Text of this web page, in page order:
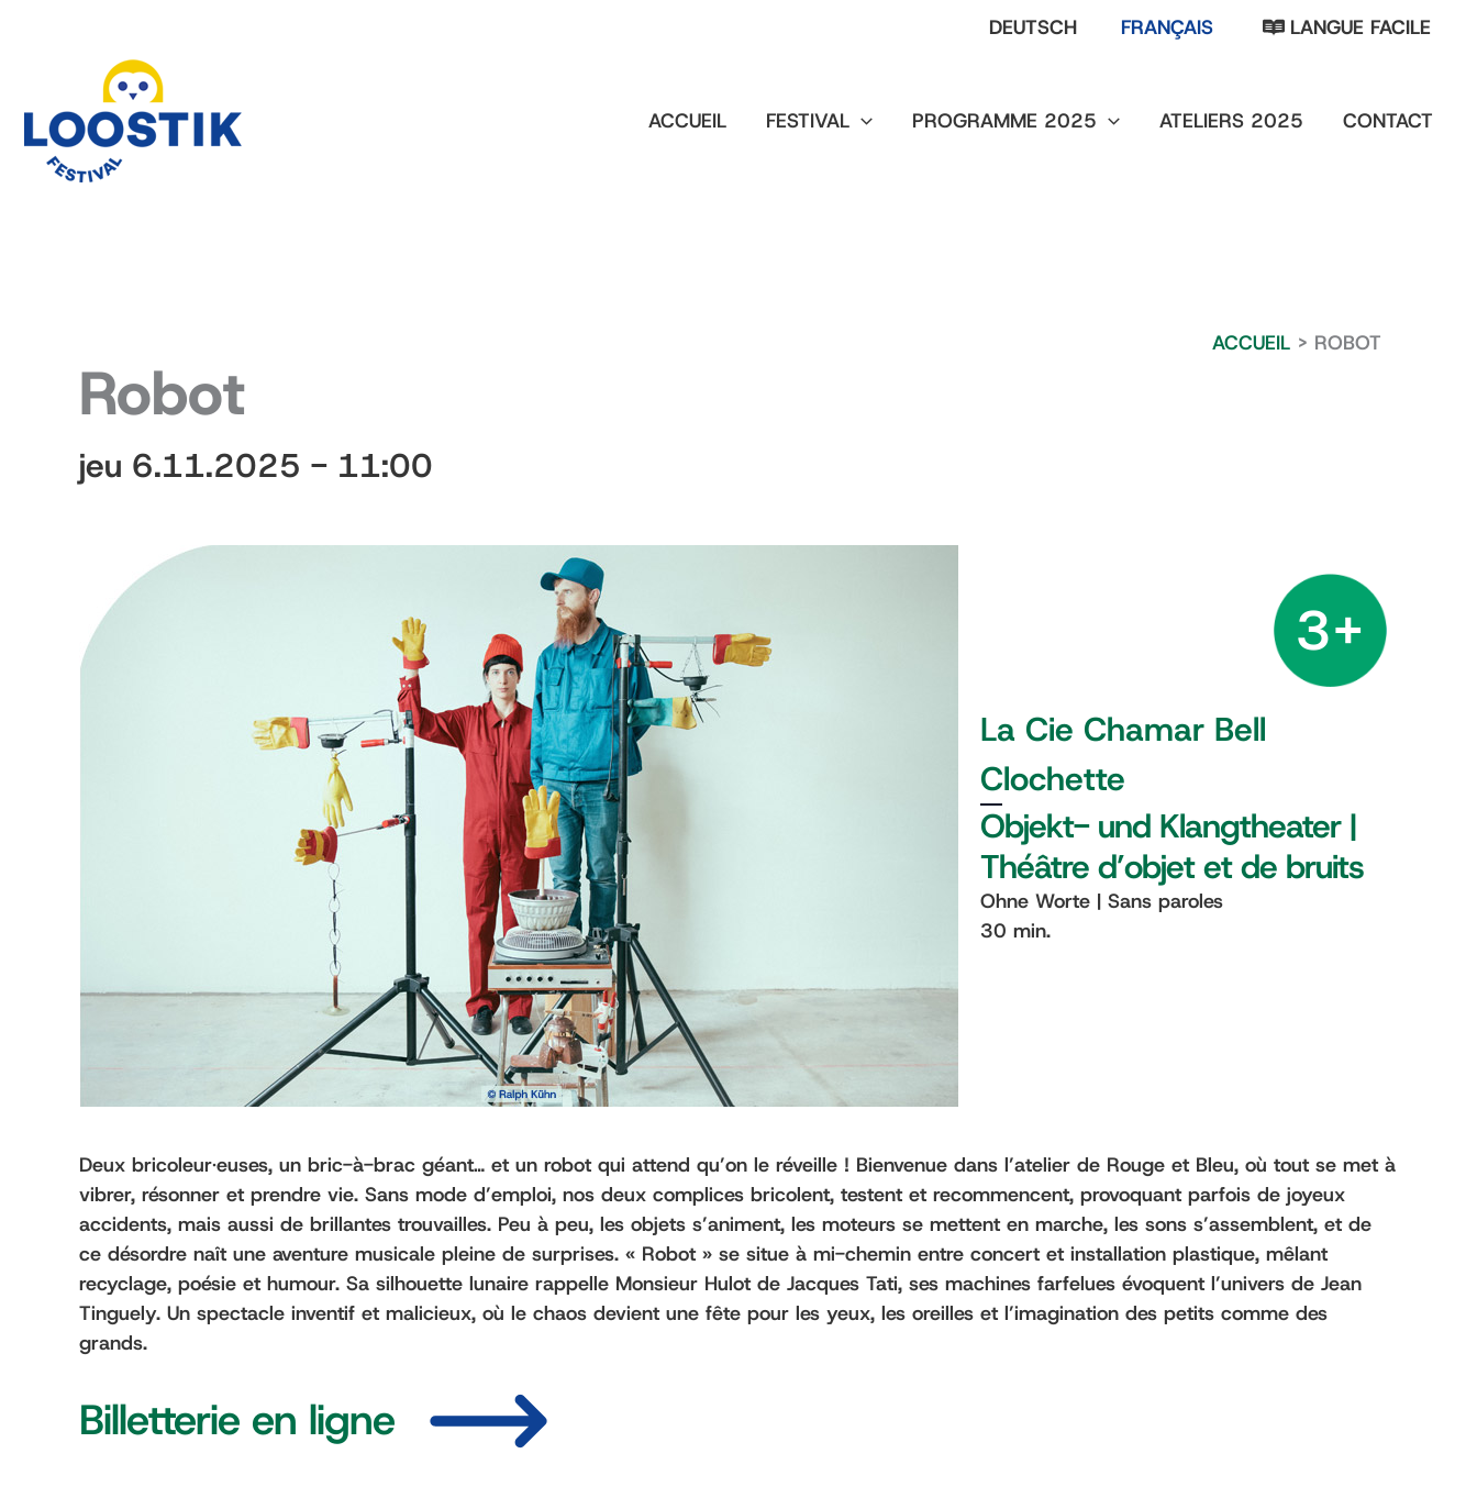
DEUTSCH FRANÇAIS LANGUE FACILE
ACCUEIL FESTIVAL PROGRAMME 2025 ATELIERS 2025 CONTACT
ACCUEIL ROBOT
Robot
jeu 6.11.2025 - 11:00
3+
La Cie Chamar Bell
Clochette
Objekt- und Klangtheater |
Théâtre d’objet et de bruits
Ohne Worte | Sans paroles
30 min.
Deux bricoleur·euses, un bric-à-brac géant… et un robot qui attend qu’on le réveille ! Bienvenue dans l’atelier de Rouge et Bleu, où tout se met à
vibrer, résonner et prendre vie. Sans mode d’emploi, nos deux complices bricolent, testent et recommencent, provoquant parfois de joyeux
accidents, mais aussi de brillantes trouvailles. Peu à peu, les objets s’animent, les moteurs se mettent en marche, les sons s’assemblent, et de
ce désordre naît une aventure musicale pleine de surprises. « Robot » se situe à mi-chemin entre concert et installation plastique, mêlant
recyclage, poésie et humour. Sa silhouette lunaire rappelle Monsieur Hulot de Jacques Tati, ses machines farfelues évoquent l’univers de Jean
Tinguely. Un spectacle inventif et malicieux, où le chaos devient une fête pour les yeux, les oreilles et l’imagination des petits comme des
grands.
Billetterie en ligne